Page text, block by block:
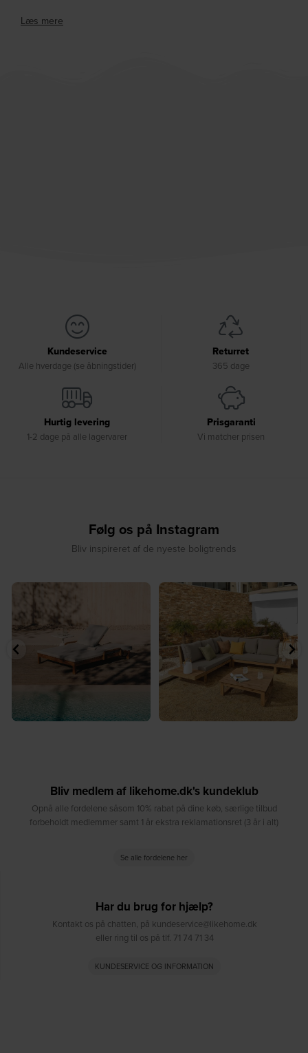
Læs mere
Kundeservice
Alle hverdage (se åbningstider)
Returret
365 dage
Hurtig levering
1-2 dage på alle lagervarer
Prisgaranti
Vi matcher prisen
Følg os på Instagram
Bliv inspireret af de nyeste boligtrends
☀️ Sommerens naturlige
samlingspunkt⁠
8 0
☀️ Find dit yndlingssted denne
8 0
Bliv medlem af likehome.dk's kundeklub
Opnå alle fordelene såsom 10% rabat på dine køb, særlige tilbud
forbeholdt medlemmer samt 1 år ekstra reklamationsret (3 år i alt)
Se alle fordelene her
Har du brug for hjælp?
Kontakt os på chatten, på kundeservice@likehome.dk
eller ring til os på tlf. 71 74 71 34
KUNDESERVICE OG INFORMATION